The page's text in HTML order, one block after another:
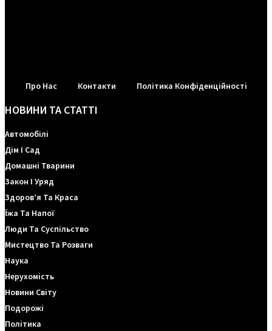
Про Нас Контакти Політика Конфіденційності
НОВИНИ ТА СТАТТІ
Автомобілі
Дім І Сад
Домашні Тварини
Закон І Уряд
Здоров’я Та Краса
Їжа Та Напої
Люди Та Суспільство
Мистецтво Та Розваги
Наука
Нерухомість
Новини Світу
Подорожі
Політика